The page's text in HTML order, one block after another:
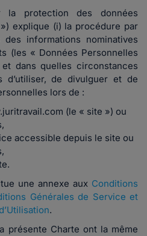
la protection des données
explique (i) la procédure par
informations nominatives
(les « Données Personnelles
dans quelles circonstances
d’utiliser, de divulguer et de
lors de :
(le « site ») ou
accessible depuis le site ou
une annexe aux Conditions
Générales de Service et
.
présente Charte ont la même